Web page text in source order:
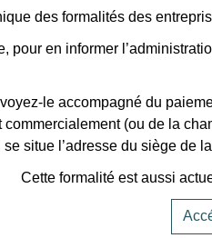
des formalités des
pour en informer
le accompagné du
commercialement (ou de la
se situe l’adresse du siège de
Cette formalité est aussi